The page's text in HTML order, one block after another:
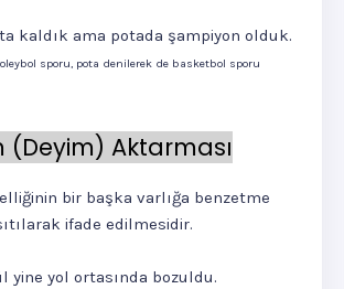
kaldık ama potada şampiyon olduk.
sporu, pota denilerek de basketbol sporu
(Deyim) Aktarması
bir başka varlığa benzetme
ifade edilmesidir.
yine yol ortasında bozuldu.